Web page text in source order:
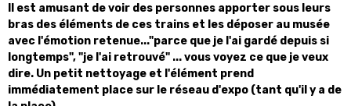
Il est amusant de voir des personnes apporter sous leurs
bras des éléments de ces trains et les déposer au musée
avec l'émotion retenue..."parce que je l'ai gardé depuis si
longtemps", "je l'ai retrouvé" ... vous voyez ce que je veux
dire. Un petit nettoyage et l'élément prend
immédiatement place sur le réseau d'expo (tant qu'il y a de